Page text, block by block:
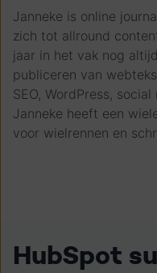
Janneke is online
zich tot allround
jaar in het vak nog
publiceren van
SEO, WordPress,
Janneke heeft een
voor wielrennen en
HubSpot